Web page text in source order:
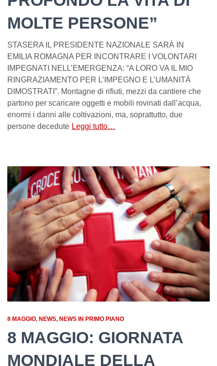
MOLTE PERSONE”
STASERA IL PRESIDENTE NAZIONALE SARÀ IN
EMILIA ROMAGNA PER INCONTRARE I VOLONTARI
IMPEGNATI NELL’EMERGENZA: “A LORO VA IL MIO
RINGRAZIAMENTO PER L’IMPEGNO E L’UMANITÀ
DIMOSTRATI”. Montagne di rifiuti, mezzi da cantiere che
partono per scaricare oggetti e mobili rovinati dall’acqua,
enormi i danni alle coltivazioni, ma, soprattutto, due
persone decedute Leggi tutto…
8 MAGGIO NEWS NEWS IN PRIMO PIANO
8 MAGGIO: GIORNATA
MONDIALE DELLA